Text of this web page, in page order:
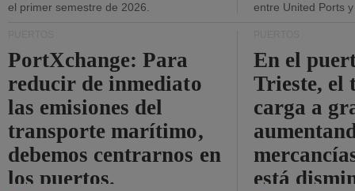
el primer semestre de 2026.
entre United Ports
PortXchange: Para
reducir de inmediato
las emisiones del
transporte marítimo,
debemos centrarnos en
los puertos.
En el
Trieste, el
carga a
está